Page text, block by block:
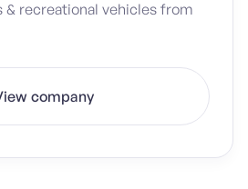
& recreational vehicles from
company